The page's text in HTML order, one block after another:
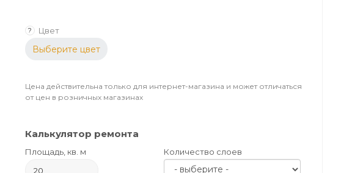
? Цвет
Выберите цвет
Цена действительна только для интернет-магазина и может отличаться
от цен в розничных магазинах
Калькулятор ремонта
Площадь, кв. м Количество слоев